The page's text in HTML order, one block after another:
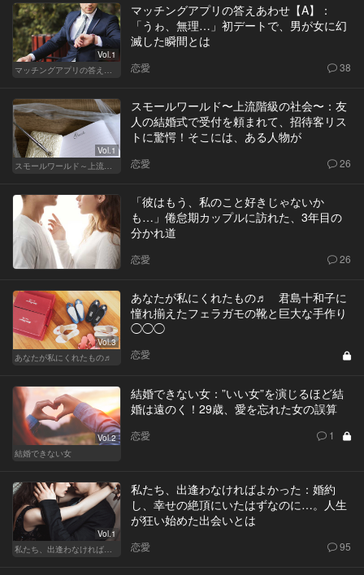
Vol.1
マッチングアプリの答えあわせ【A】～SEASON2～
マッチングアプリの答えあわせ【A】：
「うゎ、無理…」初デートで、男が女に幻
滅した瞬間とは
恋愛 38
Vol.1
スモールワールド〜上流階級の社会〜：友
人の結婚式で受付を頼まれて、招待客リス
トに驚愕！そこには、ある人物が
恋愛 26
「彼はもう、私のこと好きじゃないか
も…」倦怠期カップルに訪れた、3年目の
分かれ道
恋愛 26
Vol.3
あなたが私にくれたもの♬
あなたが私にくれたもの♬ 君島十和子に
憧れ揃えたフェラガモの靴と巨大な手作り
◯◯◯
恋愛
Vol.2
結婚できない女
結婚できない女：”いい女”を演じるほど結
婚は遠のく！29歳、愛を忘れた女の誤算
恋愛 1
Vol.1
私たち、出逢わなければよかった：婚約
し、幸せの絶頂にいたはずなのに…。人生
が狂い始めた出会いとは
恋愛 95